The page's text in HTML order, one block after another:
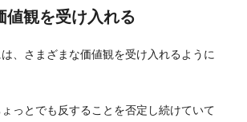
値観を受け入れる
、さまざまな価値観を受け入れるように
っとでも反することを否定し続けていて